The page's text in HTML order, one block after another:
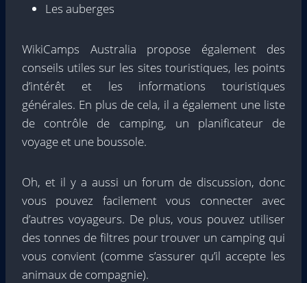
Les auberges
WikiCamps Australia propose également des
conseils utiles sur les sites touristiques, les points
d’intérêt et les informations touristiques
générales. En plus de cela, il a également une liste
de contrôle de camping, un planificateur de
voyage et une boussole.
Oh, et il y a aussi un forum de discussion, donc
vous pouvez facilement vous connecter avec
d’autres voyageurs. De plus, vous pouvez utiliser
des tonnes de filtres pour trouver un camping qui
vous convient (comme s’assurer qu’il accepte les
animaux de compagnie).